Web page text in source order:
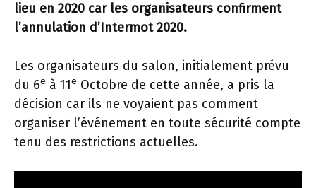
lieu en 2020 car les organisateurs confirment
l’annulation d’Intermot 2020.
Les organisateurs du salon, initialement prévu
du 6e à 11e Octobre de cette année, a pris la
décision car ils ne voyaient pas comment
organiser l’événement en toute sécurité compte
tenu des restrictions actuelles.